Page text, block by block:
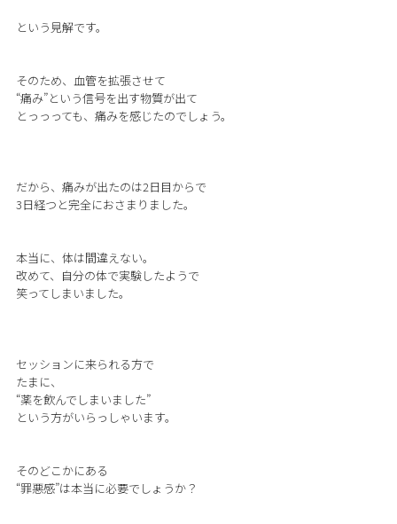
という見解です。
そのため、血管を拡張させて
“痛み”という信号を出す物質が出て
とっっっても、痛みを感じたのでしょう。
だから、痛みが出たのは2日目からで
3日経つと完全におさまりました。
本当に、体は間違えない。
改めて、自分の体で実験したようで
笑ってしまいました。
セッションに来られる方で
たまに、
“薬を飲んでしまいました”
という方がいらっしゃいます。
そのどこかにある
“罪悪感”は本当に必要でしょうか？